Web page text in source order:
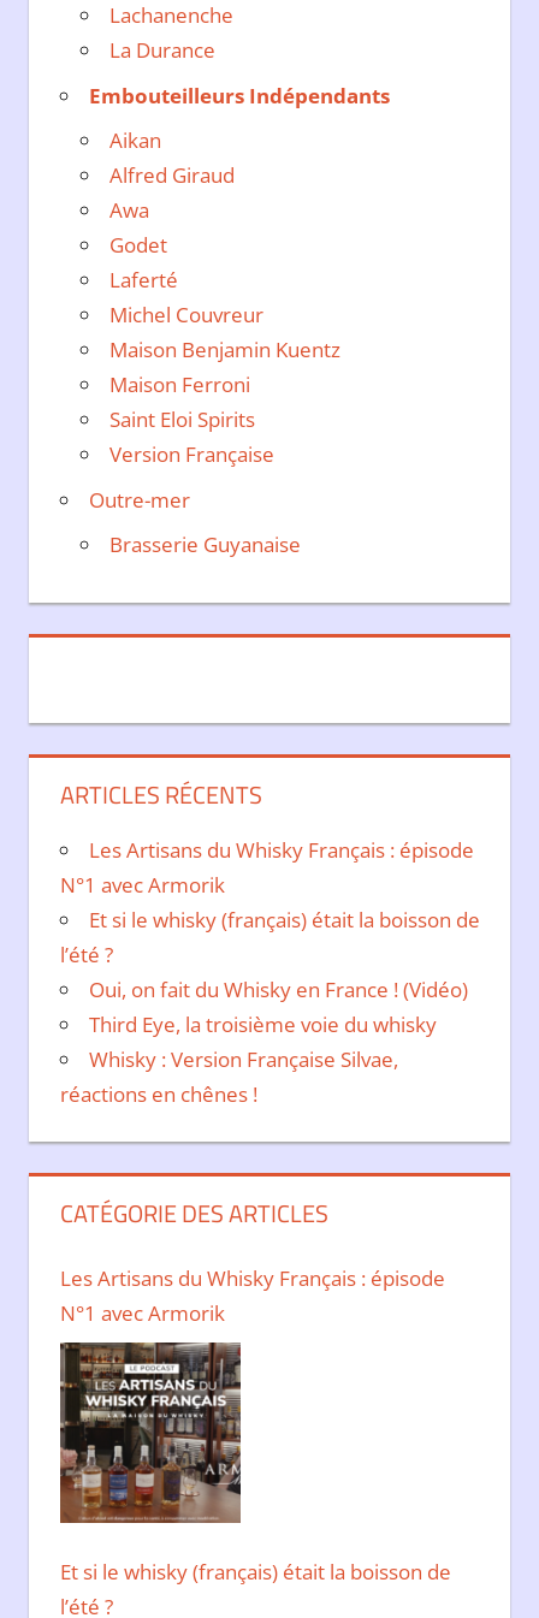
Lachanenche
La Durance
Embouteilleurs Indépendants
Aikan
Alfred Giraud
Awa
Godet
Laferté
Michel Couvreur
Maison Benjamin Kuentz
Maison Ferroni
Saint Eloi Spirits
Version Française
Outre-mer
Brasserie Guyanaise
ARTICLES RÉCENTS
Les Artisans du Whisky Français : épisode
N°1 avec Armorik
Et si le whisky (français) était la boisson de
l’été ?
Oui, on fait du Whisky en France ! (Vidéo)
Third Eye, la troisième voie du whisky
Whisky : Version Française Silvae,
réactions en chênes !
CATÉGORIE DES ARTICLES
Les Artisans du Whisky Français : épisode
N°1 avec Armorik
Et si le whisky (français) était la boisson de
l’été ?